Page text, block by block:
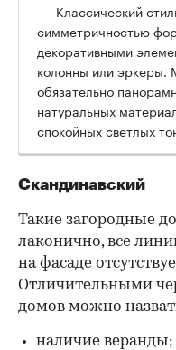
— Классический
симметричностью
декоративными
колонны или эркеры.
обязательно
натуральных
спокойных светлых
Скандинавский
Такие загородные
лаконично, все
на фасаде
Отличительными
домов можно
наличие веранды;